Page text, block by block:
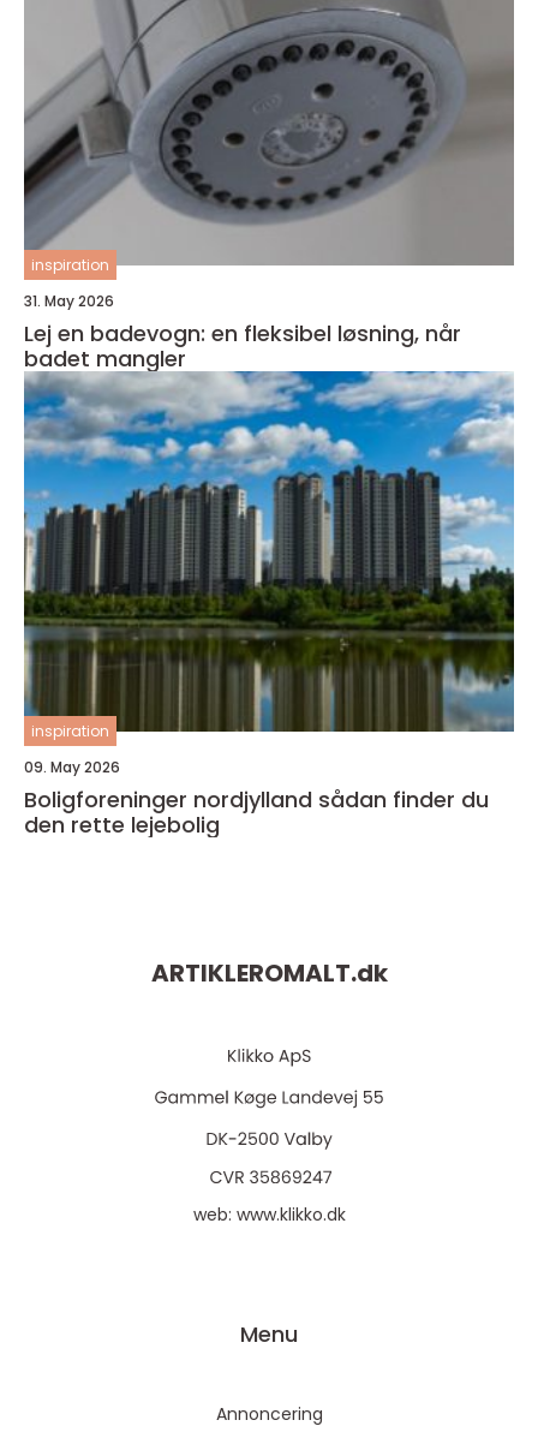
inspiration
31. May 2026
Lej en badevogn: en fleksibel løsning, når
badet mangler
inspiration
09. May 2026
Boligforeninger nordjylland sådan finder du
den rette lejebolig
ARTIKLEROMALT.dk
web: www.klikko.dk
Menu
Annoncering